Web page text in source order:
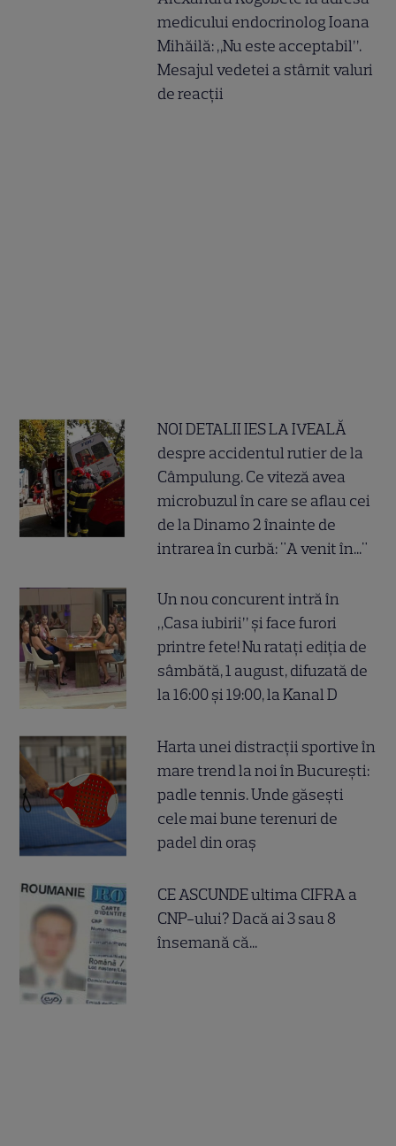
medicului endocrinolog Ioana
Mihăilă: „Nu este acceptabil”.
Mesajul vedetei a stârnit valuri
de reacții
NOI DETALII IES LA IVEALĂ
despre accidentul rutier de la
Câmpulung. Ce viteză avea
microbuzul în care se aflau cei
de la Dinamo 2 înainte de
intrarea în curbă: "A venit în..."
Un nou concurent intră în
„Casa iubirii” și face furori
printre fete! Nu ratați ediția de
sâmbătă, 1 august, difuzată de
la 16:00 și 19:00, la Kanal D
Harta unei distracții sportive în
mare trend la noi în București:
padle tennis. Unde găsești
cele mai bune terenuri de
padel din oraș
CE ASCUNDE ultima CIFRA a
CNP-ului? Dacă ai 3 sau 8
însemană că...